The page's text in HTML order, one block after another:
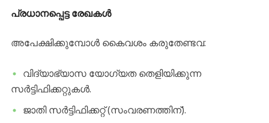
​പ്രധാനപ്പെട്ട രേഖകൾ
​അപേക്ഷിക്കുമ്പോൾ കൈവശം കരുതേണ്ടവ:
​വിദ്യാഭ്യാസ യോഗ്യത തെളിയിക്കുന്ന
സർട്ടിഫിക്കറ്റുകൾ.
​ജാതി സർട്ടിഫിക്കറ്റ് (സംവരണത്തിന്).